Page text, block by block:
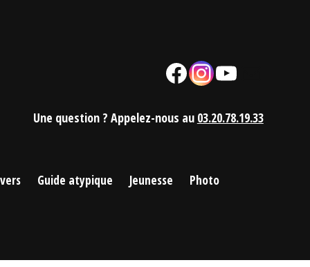
FacebookInstagramYouTube
Une question ? Appelez-nous au 03.20.78.19.33
Guide atypique Jeunesse Photo